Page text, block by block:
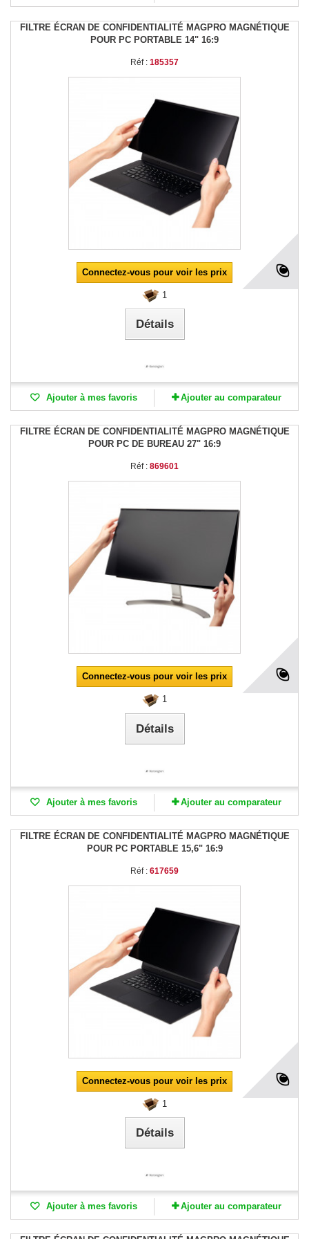
FILTRE ÉCRAN DE CONFIDENTIALITÉ MAGPRO MAGNÉTIQUE
POUR PC PORTABLE 14" 16:9
Réf : 185357
Connectez-vous pour voir les prix
1
Détails
Ajouter à mes favoris Ajouter au comparateur
FILTRE ÉCRAN DE CONFIDENTIALITÉ MAGPRO MAGNÉTIQUE
POUR PC DE BUREAU 27" 16:9
Réf : 869601
Connectez-vous pour voir les prix
1
Détails
Ajouter à mes favoris Ajouter au comparateur
FILTRE ÉCRAN DE CONFIDENTIALITÉ MAGPRO MAGNÉTIQUE
POUR PC PORTABLE 15,6" 16:9
Réf : 617659
Connectez-vous pour voir les prix
1
Détails
Ajouter à mes favoris Ajouter au comparateur